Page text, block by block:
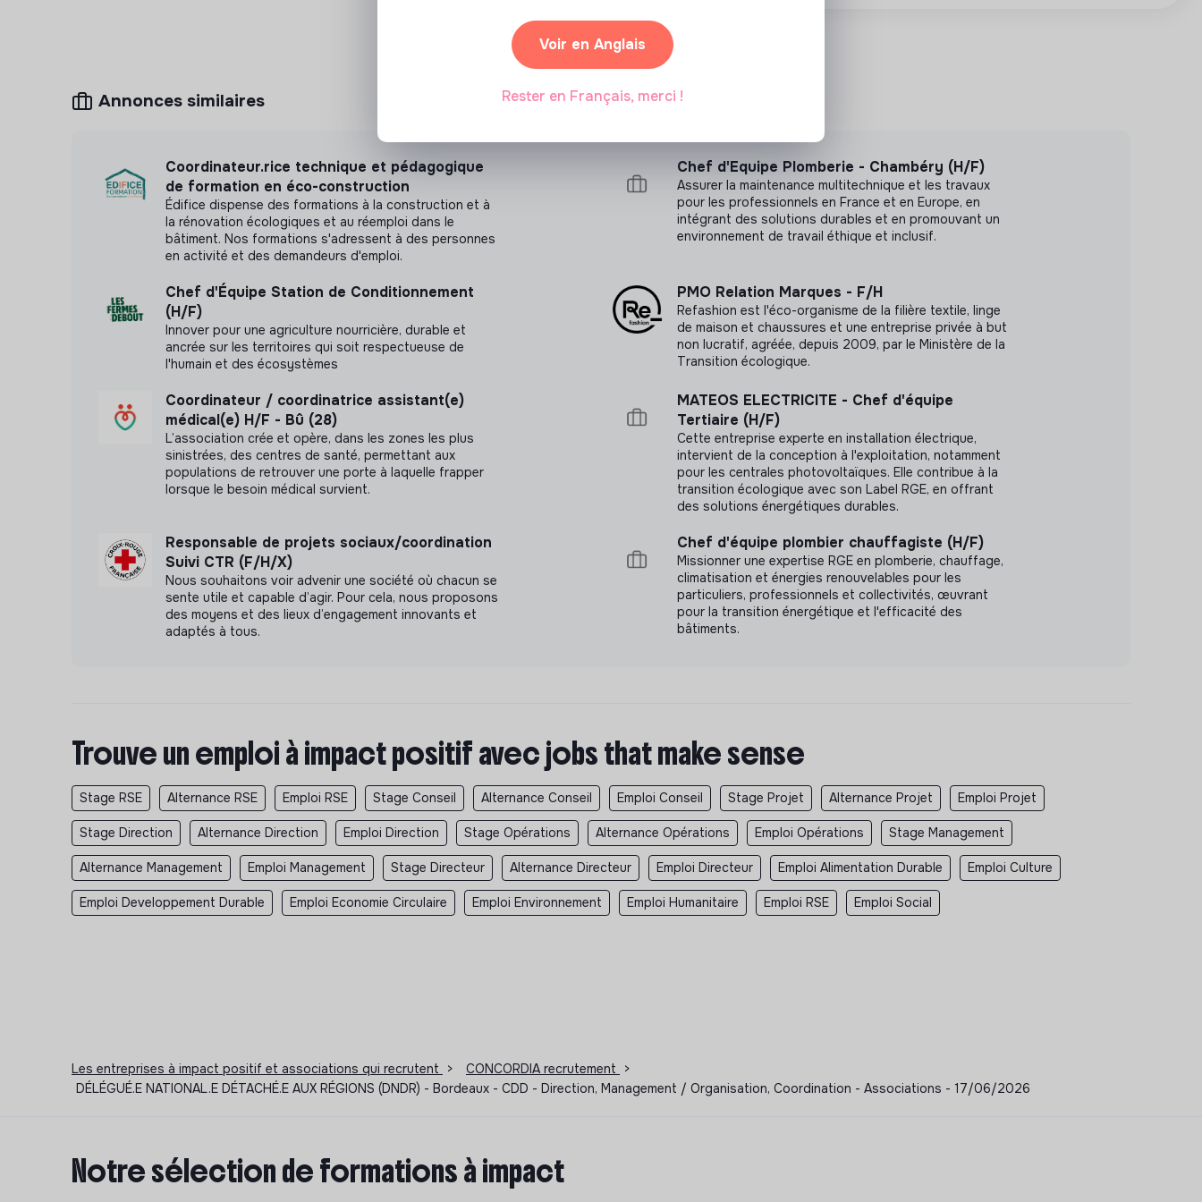
Prise en charge à 50% de la mutuelle et remboursement de 50% de l’abonnement aux
●Prise de poste :
être organisé. Prise de poste souhaitée pour mi-juillet.
Expérience :Expérience d’encadrement d’équipes (3 salarié.e.s permanent.e.s, une
trentaine d’animateur.rice.s saisonnier.ière.s) ou de direction dans un contexte de
Zone de déplacement : Régions Occitanie et Nouvelle- Aquitaine, ponctuellement en
France (autres régions) et en Europe.
Secteur d’activité :
Économie Sociale et Solidaire (Organisation fonctionnant par
adhésion volontaire).
: Toulouse ou Bordeaux.
Poste aménageable pour les travailleur.se.s en situation de handicap. À compétences
égales, la priorité sera donnée à la candidature d’une personne en situation de handicap.
Annonces similaires
Coordinateur.rice technique et pédagogique
de formation en éco-construction
Édifice dispense des formations à la construction et à
la rénovation écologiques et au réemploi dans le
bâtiment. Nos formations s'adressent à des personnes
en activité et des demandeurs d'emploi.
Chef d'Equipe Plomberie - Chambéry (H/F)
Assurer la maintenance multitechnique et les travaux
pour les professionnels en France et en Europe, en
intégrant des solutions durables et en promouvant un
environnement de travail éthique et inclusif.
Chef d'Équipe Station de Conditionnement
(H/F)
Innover pour une agriculture nourricière, durable et
ancrée sur les territoires qui soit respectueuse de
l'humain et des écosystèmes
PMO Relation Marques - F/H
Refashion est l'éco-organisme de la filière textile, linge
de maison et chaussures et une entreprise privée à but
non lucratif, agréée, depuis 2009, par le Ministère de la
Transition écologique.
Coordinateur / coordinatrice assistant(e)
médical(e) H/F - Bû (28)
L’association crée et opère, dans les zones les plus
sinistrées, des centres de santé, permettant aux
populations de retrouver une porte à laquelle frapper
lorsque le besoin médical survient.
MATEOS ELECTRICITE - Chef d'équipe
Tertiaire (H/F)
Cette entreprise experte en installation électrique,
intervient de la conception à l'exploitation, notamment
pour les centrales photovoltaïques. Elle contribue à la
transition écologique avec son Label RGE, en offrant
des solutions énergétiques durables.
Responsable de projets sociaux/coordination
Suivi CTR (F/H/X)
Nous souhaitons voir advenir une société où chacun se
sente utile et capable d’agir. Pour cela, nous proposons
des moyens et des lieux d’engagement innovants et
adaptés à tous.
Chef d'équipe plombier chauffagiste (H/F)
Missionner une expertise RGE en plomberie, chauffage,
climatisation et énergies renouvelables pour les
particuliers, professionnels et collectivités, œuvrant
pour la transition énergétique et l'efficacité des
bâtiments.
Trouve un emploi à impact positif avec jobs that make sense
Stage RSE Alternance RSE Emploi RSE Stage Conseil Alternance Conseil Emploi Conseil Stage Projet Alternance Projet Emploi Projet
Stage Direction Alternance Direction Emploi Direction Stage Opérations Alternance Opérations Emploi Opérations Stage Management
Alternance Management Emploi Management Stage Directeur Alternance Directeur Emploi Directeur Emploi Alimentation Durable Emploi Culture
Emploi Developpement Durable Emploi Economie Circulaire Emploi Environnement Emploi Humanitaire Emploi RSE Emploi Social
Les entreprises à impact positif et associations qui recrutent > CONCORDIA recrutement
>
DÉLÉGUÉ.E NATIONAL.E DÉTACHÉ.E AUX RÉGIONS (DNDR) - Bordeaux - CDD - Direction, Management / Organisation, Coordination - Associations - 17/06/2026
Notre sélection de formations à impact
Voir en Anglais
Rester en Français, merci !